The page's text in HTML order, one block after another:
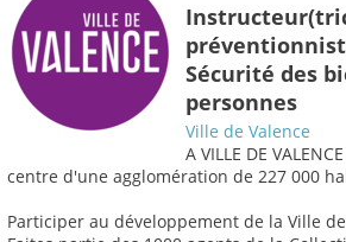
Sécurité des
personnes
Ville de Valence
A VILLE DE
centre d'une agglomération de 227 000
Participer au développement de la Ville